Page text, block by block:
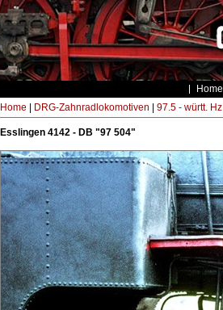
Home
Home DRG-Zahnradlokomotiven 97.5 - württ. Hz
Esslingen 4142 - DB "97 504"